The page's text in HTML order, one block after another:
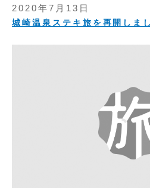
2020年7月13日
城崎温泉ステキ旅を再開しま